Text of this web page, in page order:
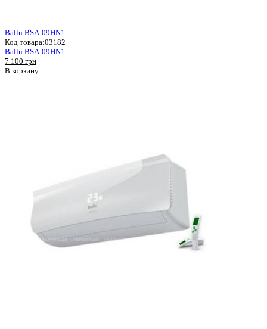
Ballu BSA-09HN1
Код товара:03182
Ballu BSA-09HN1
7 100 грн
В корзину